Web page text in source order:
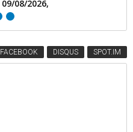
09/08/2026,
FACEBOOK DISQUS SPOT.IM